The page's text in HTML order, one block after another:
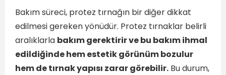
Bakım süreci, protez tırnağın bir diğer dikkat
edilmesi gereken yönüdür. Protez tırnaklar belirli
aralıklarla bakım gerektirir ve bu bakım ihmal
edildiğinde hem estetik görünüm bozulur
hem de tırnak yapısı zarar görebilir. Bu durum,